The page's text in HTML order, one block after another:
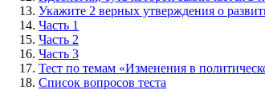
Укажите 2 верных утверждения о
Часть 1
Часть 2
Часть 3
Тест по темам «Изменения в
Список вопросов теста